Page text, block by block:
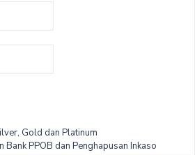
Gold dan Platinum
Bank PPOB dan Penghapusan Inkaso